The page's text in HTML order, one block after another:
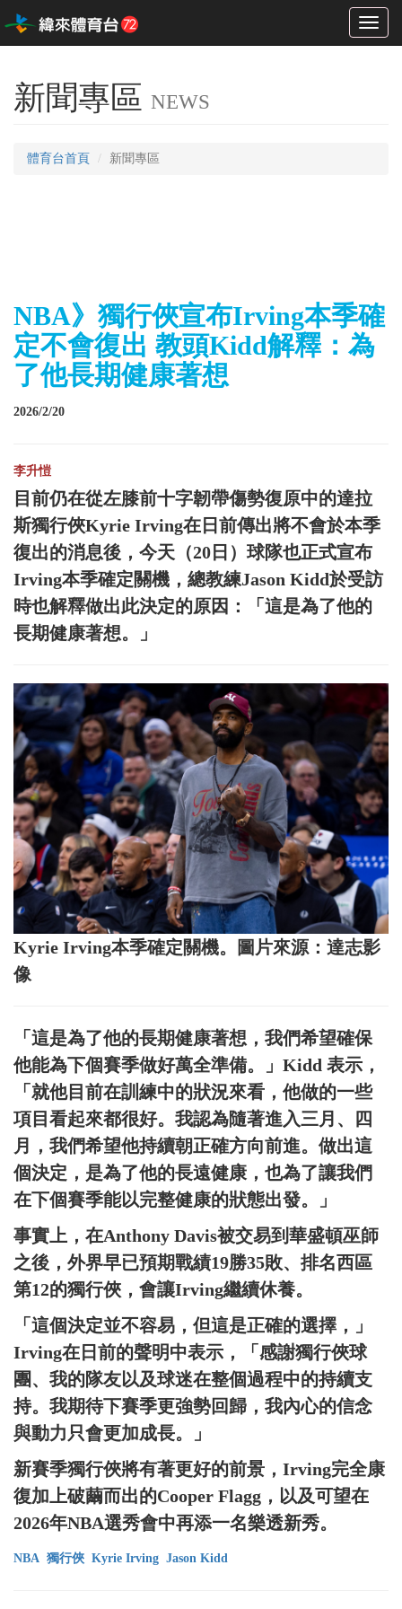
Toggle
新聞專區 NEWS
體育台首頁 新聞專區
NBA》獨行俠宣布Irving本季確
定不會復出 教頭Kidd解釋：為
了他長期健康著想
2026/2/20
李升愷
目前仍在從左膝前十字韌帶傷勢復原中的達拉
斯獨行俠Kyrie Irving在日前傳出將不會於本季
復出的消息後，今天（20日）球隊也正式宣布
Irving本季確定關機，總教練Jason Kidd於受訪
時也解釋做出此決定的原因：「這是為了他的
長期健康著想。」
Kyrie Irving本季確定關機。圖片來源：達志影
像
「這是為了他的長期健康著想，我們希望確保
他能為下個賽季做好萬全準備。」Kidd 表示，
「就他目前在訓練中的狀況來看，他做的一些
項目看起來都很好。我認為隨著進入三月、四
月，我們希望他持續朝正確方向前進。做出這
個決定，是為了他的長遠健康，也為了讓我們
在下個賽季能以完整健康的狀態出發。」
事實上，在Anthony Davis被交易到華盛頓巫師
之後，外界早已預期戰績19勝35敗、排名西區
第12的獨行俠，會讓Irving繼續休養。
「這個決定並不容易，但這是正確的選擇，」
Irving在日前的聲明中表示，「感謝獨行俠球
團、我的隊友以及球迷在整個過程中的持續支
持。我期待下賽季更強勢回歸，我內心的信念
與動力只會更加成長。」
新賽季獨行俠將有著更好的前景，Irving完全康
復加上破繭而出的Cooper Flagg，以及可望在
2026年NBA選秀會中再添一名樂透新秀。
NBA 獨行俠 Kyrie Irving Jason Kidd